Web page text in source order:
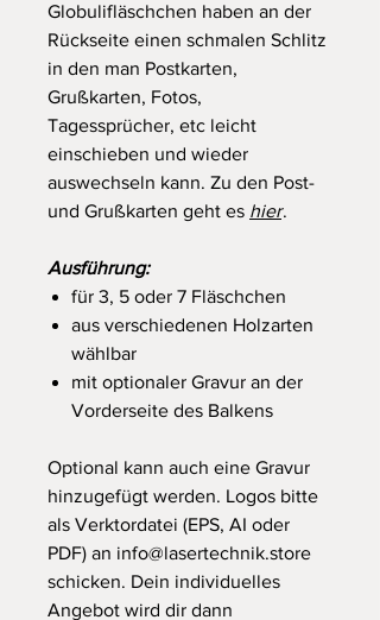
Globulifläschchen haben an der
Rückseite einen schmalen Schlitz
in den man Postkarten,
Grußkarten, Fotos,
Tagessprücher, etc leicht
einschieben und wieder
auswechseln kann. Zu den Post-
und Grußkarten geht es hier.
Ausführung:
für 3, 5 oder 7 Fläschchen
aus verschiedenen Holzarten
wählbar
mit optionaler Gravur an der
Vorderseite des Balkens
Optional kann auch eine Gravur
hinzugefügt werden. Logos bitte
als Verktordatei (EPS, AI oder
PDF) an info@lasertechnik.store
schicken. Dein individuelles
Angebot wird dir dann